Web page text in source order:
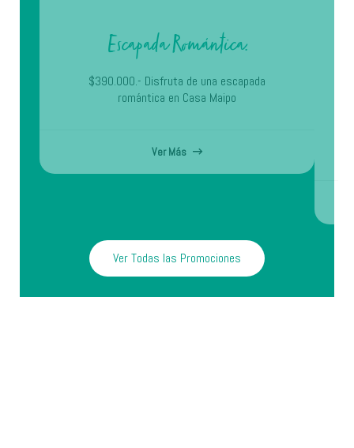
NOCHE ROMANTICA
Escapada Romántica.
$390.000.- Disfruta de una escapada
romántica en Casa Maipo
Ver Más
Ver Todas las Promociones